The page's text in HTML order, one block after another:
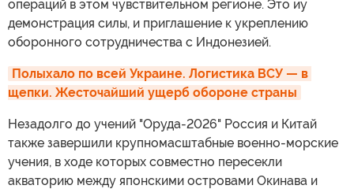
операций в этом чувствительном регионе. Это иy
демонстрация силы, и приглашение к укреплению
оборонного сотрудничества с Индонезией.
Полыхало по всей Украине. Логистика ВСУ — в
щепки. Жесточайший ущерб обороне страны
Незадолго до учений "Оруда-2026" Россия и Китай
также завершили крупномасштабные военно-морские
учения, в ходе которых совместно пересекли
акваторию между японскими островами Окинава и